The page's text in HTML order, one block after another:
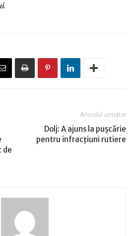
.
de
Articolul următor
Dolj: A ajuns la pușcărie
pentru infracțiuni rutiere